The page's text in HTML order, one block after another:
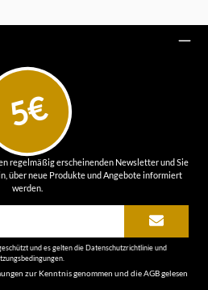
5€
regelmäßig erscheinenden Newsletter und Sie
über neue Produkte und Angebote informiert
werden.
und es gelten die Datenschutzrichtlinieund
.
zur Kenntnis genommen und dieAGBgelesen